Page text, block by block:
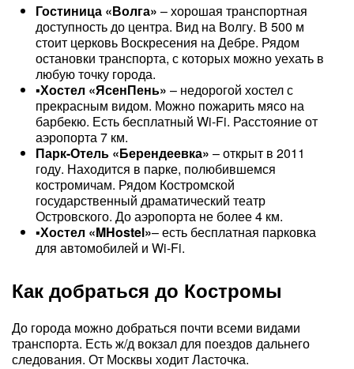
Гостиница «Волга» – хорошая транспортная
доступность до центра. Вид на Волгу. В 500 м
стоит церковь Воскресения на Дебре. Рядом
остановки транспорта, с которых можно уехать в
любую точку города.
▪Хостел «ЯсенПень» – недорогой хостел с
прекрасным видом. Можно пожарить мясо на
барбекю. Есть бесплатный Wi-Fi. Расстояние от
аэропорта 7 км.
Парк-Отель «Берендеевка» – открыт в 2011
году. Находится в парке, полюбившемся
костромичам. Рядом Костромской
государственный драматический театр
Островского. До аэропорта не более 4 км.
▪Хостел «MHostel»– есть бесплатная парковка
для автомобилей и Wi-Fi.
Как добраться до Костромы
До города можно добраться почти всеми видами
транспорта. Есть ж/д вокзал для поездов дальнего
следования. От Москвы ходит Ласточка.